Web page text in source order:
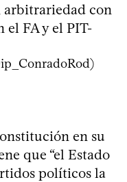
arbitrariedad con
FA y el PIT-
en su
que “el Estado
políticos la